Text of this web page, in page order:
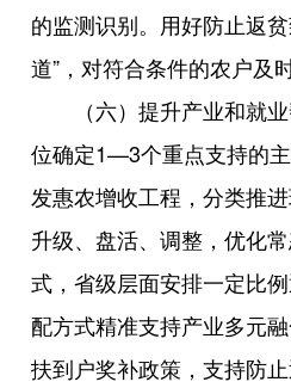
的监测识别。用好防止返
道”，对符合条件的农户及
（六）提升产业和就
位确定1—3个重点支持的
发惠农增收工程，分类推进
升级、盘活、调整，优化
式，省级层面安排一定比
配方式精准支持产业多元
扶到户奖补政策，支持防